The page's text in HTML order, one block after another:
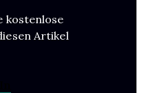
kostenlose
Artikel